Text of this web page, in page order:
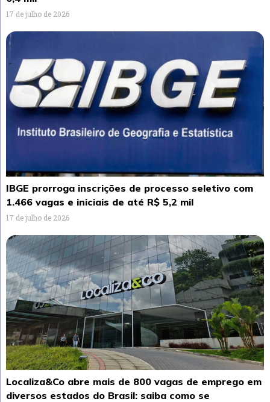
17 de julho de 2026
IBGE prorroga inscrições de processo seletivo com
1.466 vagas e iniciais de até R$ 5,2 mil
17 de julho de 2026
Localiza&Co abre mais de 800 vagas de emprego em
diversos estados do Brasil: saiba como se